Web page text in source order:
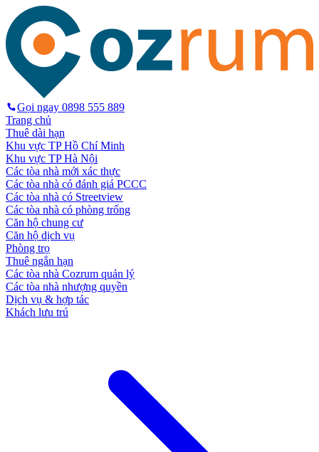
Gọi ngay 0898 555 889
Trang chủ
Thuê dài hạn
Khu vực TP Hồ Chí Minh
Khu vực TP Hà Nội
Các tòa nhà mới xác thực
Các tòa nhà có đánh giá PCCC
Các tòa nhà có Streetview
Các tòa nhà có phòng trống
Căn hộ chung cư
Căn hộ dịch vụ
Phòng trọ
Thuê ngắn hạn
Các tòa nhà Cozrum quản lý
Các tòa nhà nhượng quyền
Dịch vụ & hợp tác
Khách lưu trú